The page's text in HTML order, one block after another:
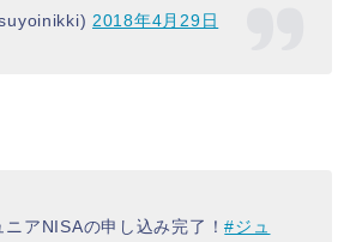
2018年4月29日
ニアNISAの申し込み完了！#ジュ